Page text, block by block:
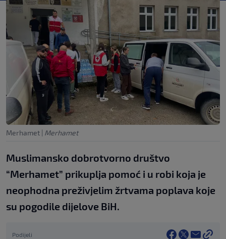
Merhamet | Merhamet
Muslimansko dobrotvorno društvo
“Merhamet” prikuplja pomoć i u robi koja je
neophodna preživjelim žrtvama poplava koje
su pogodile dijelove BiH.
Podijeli